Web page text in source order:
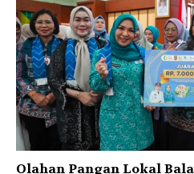
Olahan Pangan Lokal